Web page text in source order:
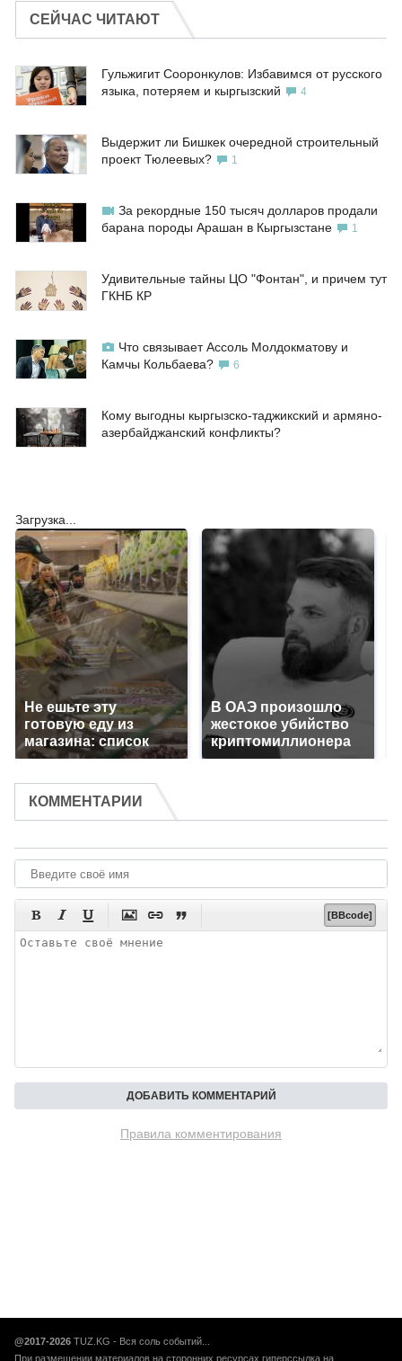
СЕЙЧАС ЧИТАЮТ
Гульжигит Сооронкулов: Избавимся от русского
языка, потеряем и кыргызский
4
Выдержит ли Бишкек очередной строительный
проект Тюлеевых?
1
За рекордные 150 тысяч долларов продали
барана породы Арашан в Кыргызстане
1
Удивительные тайны ЦО "Фонтан", и причем тут
ГКНБ КР
Что связывает Ассоль Молдокматову и
Камчы Кольбаева?
6
Кому выгодны кыргызско-таджикский и армяно-
азербайджанский конфликты?
Загрузка...
Не ешьте эту
готовую еду из
магазина: список
В ОАЭ произошло
жестокое убийство
криптомиллионера
КОММЕНТАРИИ
      [BBcode]
Правила комментирования
@2017-2026 TUZ.KG - Вся соль событий...
При размещении материалов на сторонних ресурсах гиперссылка на